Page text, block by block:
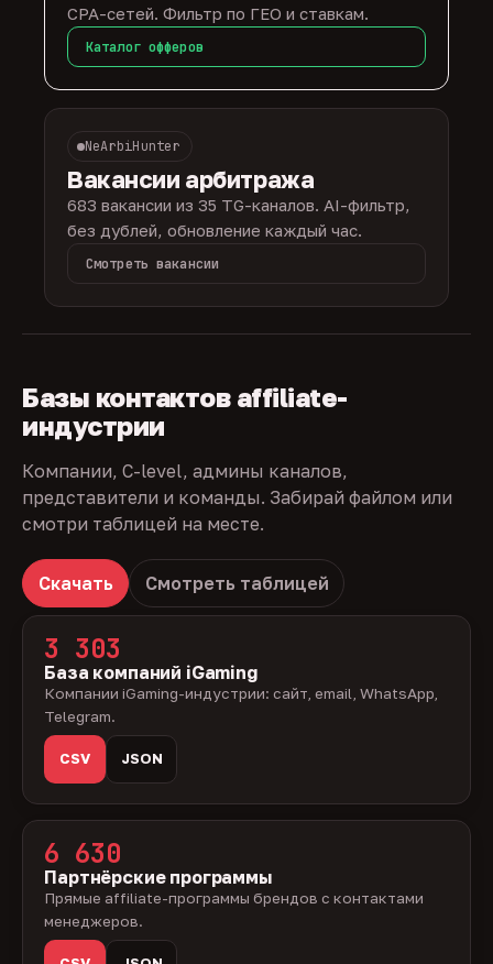
CPA-сетей. Фильтр по ГЕО и ставкам.
Каталог офферов
NeArbiHunter
Вакансии арбитража
683 вакансии из 35 TG-каналов. AI-фильтр,
без дублей, обновление каждый час.
Смотреть вакансии
Базы контактов affiliate-
индустрии
Компании, C-level, админы каналов,
представители и команды. Забирай файлом или
смотри таблицей на месте.
Скачать Смотреть таблицей
3 303
База компаний iGaming
Компании iGaming-индустрии: сайт, email, WhatsApp,
Telegram.
CSV JSON
6 630
Партнёрские программы
Прямые affiliate-программы брендов с контактами
менеджеров.